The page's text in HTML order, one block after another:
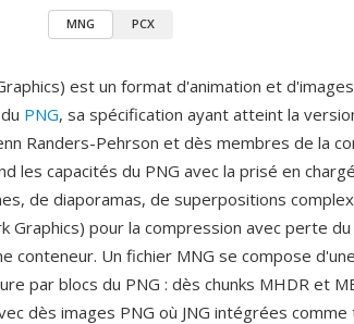
MNG PCX
est un format d'animation et
PNG, sa spécification ayant atteint la
Randers-Pehrson et dès membres de la
les capacités du PNG avec la prisé en
de diaporamas, de superpositions
Graphics) pour la compression avec perte
conteneur. Un fichier MNG se compose
par blocs du PNG : dès chunks MHDR et
dès images PNG où JNG intégrées